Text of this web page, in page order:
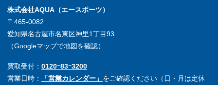
株式会社AQUA（エースポーツ）
〒465-0082
愛知県名古屋市名東区神里1丁目93
（Googleマップで地図を確認）
買取受付： 0120ｰ83ｰ3200
営業日時：
「営業カレンダー」 をご確認ください（日・月は定休